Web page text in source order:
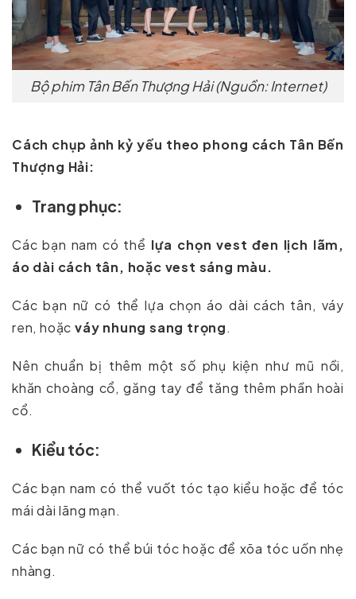
Bộ phim Tân Bến Thượng Hải (Nguồn: Internet)
Cách chụp ảnh kỷ yếu theo phong cách Tân Bến
Thượng Hải:
Trang phục:
Các bạn nam có thể lựa chọn vest đen lịch lãm,
áo dài cách tân, hoặc vest sáng màu.
Các bạn nữ có thể lựa chọn áo dài cách tân, váy
ren, hoặc váy nhung sang trọng.
Nên chuẩn bị thêm một số phụ kiện như mũ nồi,
khăn choàng cổ, găng tay để tăng thêm phần hoài
cổ.
Kiểu tóc:
Các bạn nam có thể vuốt tóc tạo kiểu hoặc để tóc
mái dài lãng mạn.
Các bạn nữ có thể búi tóc hoặc để xõa tóc uốn nhẹ
nhàng.